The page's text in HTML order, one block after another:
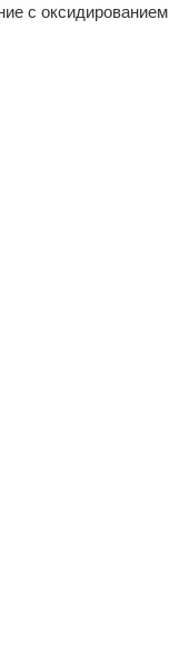
с оксидированием